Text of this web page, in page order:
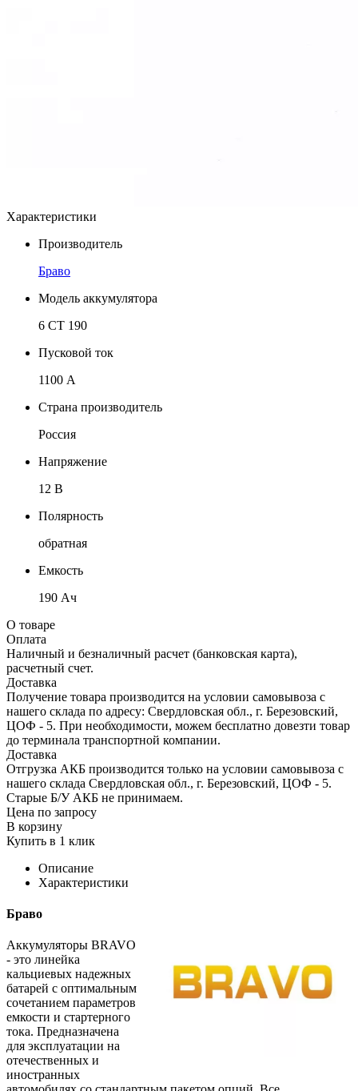
Характеристики
Производитель
Браво
Модель аккумулятора
6 СТ 190
Пусковой ток
1100 А
Страна производитель
Россия
Напряжение
12 В
Полярность
обратная
Емкость
190 Ач
О товаре
Оплата
Наличный и безналичный расчет (банковская карта),
расчетный счет.
Доставка
Получение товара производится на условии самовывоза с
нашего склада по адресу: Свердловская обл., г. Березовский,
ЦОФ - 5. При необходимости, можем бесплатно довезти товар
до терминала транспортной компании.
Доставка
Отгрузка АКБ производится только на условии самовывоза с
нашего склада Свердловская обл., г. Березовский, ЦОФ - 5.
Старые Б/У АКБ не принимаем.
Цена по запросу
В корзину
Купить в 1 клик
Описание
Характеристики
Браво
Аккумуляторы BRAVO
- это линейка
кальциевых надежных
батарей с оптимальным
сочетанием параметров
емкости и стартерного
тока. Предназначена
для эксплуатации на
отечественных и
иностранных